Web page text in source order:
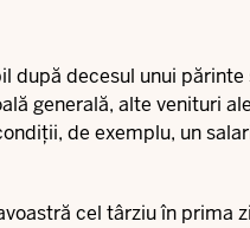
după decesul unui părinte
generală, alte venituri ale
de exemplu, un
cel târziu în prima zi